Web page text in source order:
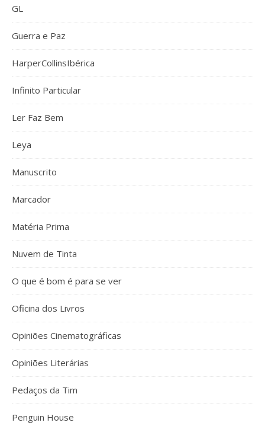
GL
Guerra e Paz
HarperCollinsIbérica
Infinito Particular
Ler Faz Bem
Leya
Manuscrito
Marcador
Matéria Prima
Nuvem de Tinta
O que é bom é para se ver
Oficina dos Livros
Opiniões Cinematográficas
Opiniões Literárias
Pedaços da Tim
Penguin House